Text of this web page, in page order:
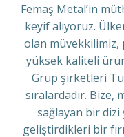
Femaş Metal’in
keyif alıyoruz.
olan müvekkilimiz,
yüksek kaliteli
Grup şirketleri
sıralardadır.
sağlayan bir dizi
geliştirdikleri bir